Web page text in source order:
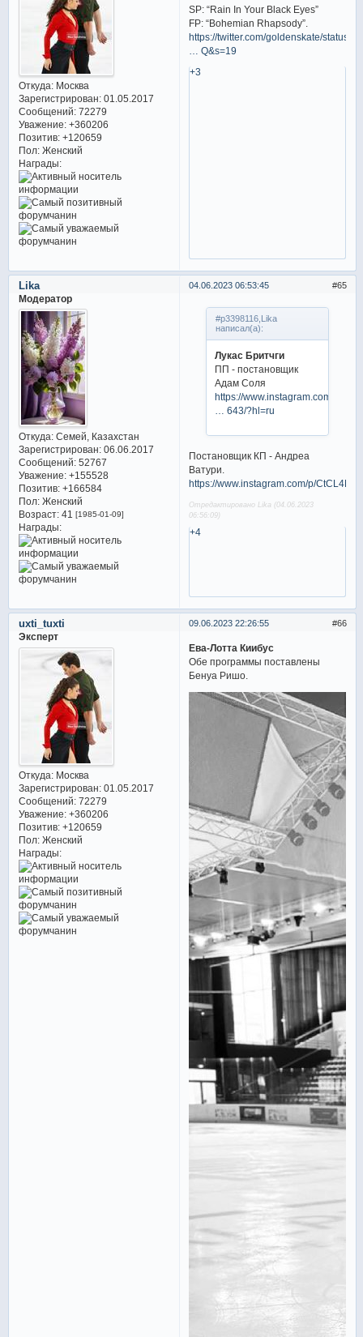
Откуда:Москва
Зарегистрирован: 01.05.2017
Сообщений:72279
Уважение: +360206
Позитив: +120659
Пол:Женский
Награды:
SP: “Rain In Your Black Eyes”
FP: “Bohemian Rhapsody”.
https://twitter.com/goldenskate/status/
… Q&s=19
+3
65
04.06.2023 06:53:45
Lika
Модератор
Откуда:Семей, Казахстан
Зарегистрирован: 06.06.2017
Сообщений:52767
Уважение: +155528
Позитив: +166584
Пол:Женский
Возраст:41 [1985-01-09]
Награды:
#p3398116,Lika
написал(а):
Лукас Бритчги
ПП - постановщик
Адам Соля
https://www.instagram.com/
… 643/?hl=ru
Постановщик КП - Андреа
Ватури.
https://www.instagram.com/p/
Отредактировано Lika (04.06.2023
06:56:09)
+4
66
09.06.2023 22:26:55
uxti_tuxti
Эксперт
Откуда:Москва
Зарегистрирован: 01.05.2017
Сообщений:72279
Уважение: +360206
Позитив: +120659
Пол:Женский
Награды:
Ева-Лотта Киибус
Обе программы поставлены
Бенуа Ришо.